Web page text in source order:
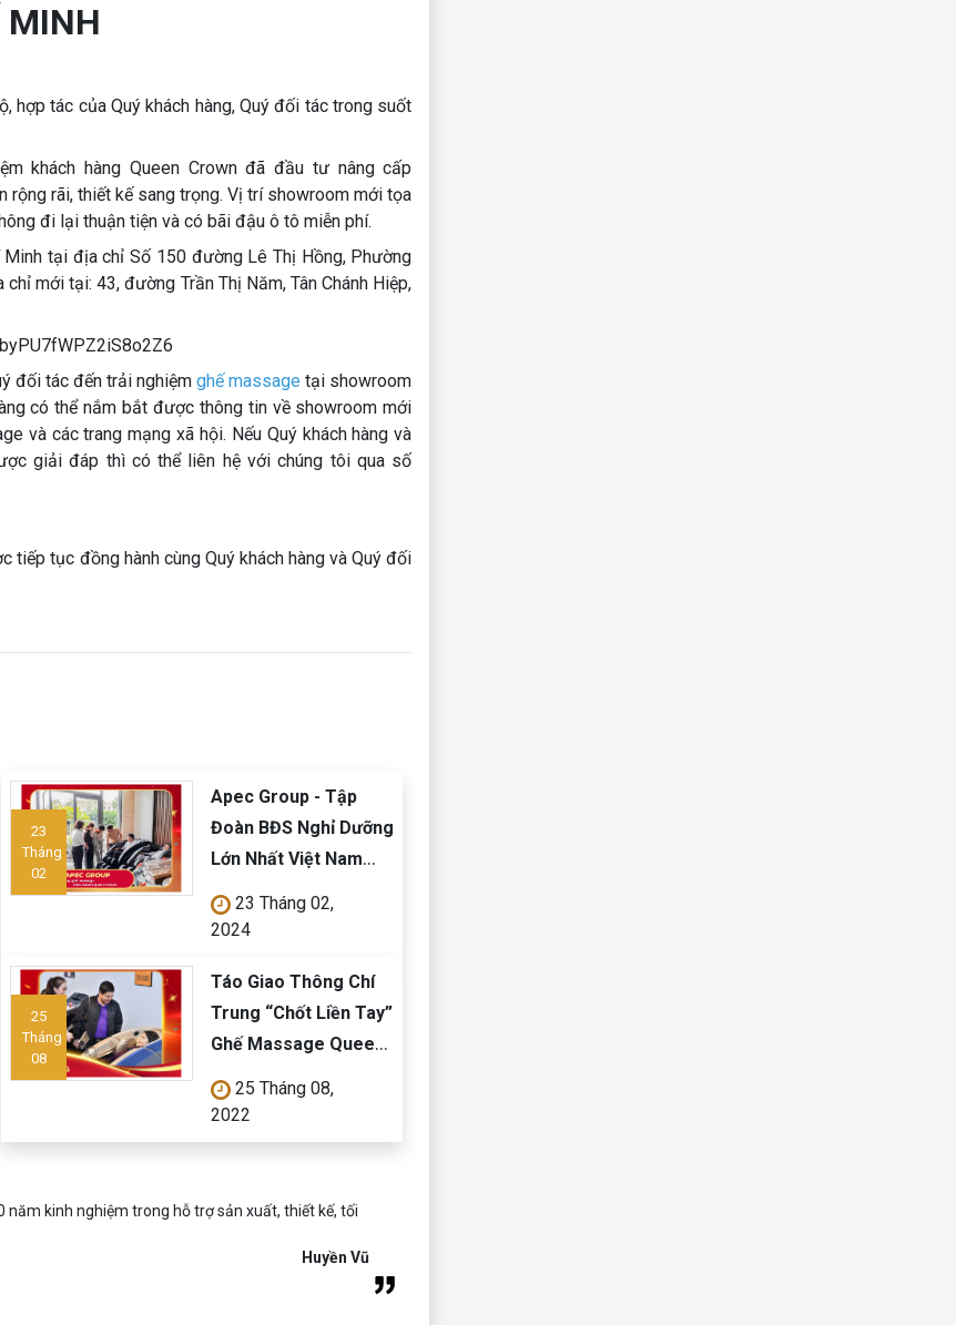
MINH
hợp tác của Quý khách hàng, Quý đối tác trong suốt
khách hàng Queen Crown đã đầu tư nâng cấp
rộng rãi, thiết kế sang trọng. Vị trí showroom mới tọa
đi lại thuận tiện và có bãi đậu ô tô miễn phí.
tại địa chỉ Số 150 đường Lê Thị Hồng, Phường
mới tại: 43, đường Trần Thị Năm, Tân Chánh Hiệp,
đối tác đến trải nghiệmghế massage tại showroom
có thể nắm bắt được thông tin về showroom mới
và các trang mạng xã hội. Nếu Quý khách hàng và
giải đáp thì có thể liên hệ với chúng tôi qua số
tục đồng hành cùng Quý khách hàng và Quý đối
23
Tháng
02
Apec Group - Tập
Đoàn BĐS Nghỉ Dưỡng
Lớn Nhất Việt Nam
Đầu Tư Ghế Massage
Kinh Doanh Hiện Đại
23 Tháng 02,
2024
25
Tháng
08
Táo Giao Thông Chí
Trung “Chốt Liền Tay”
Ghế Massage Queen
Crown QC CX7 Cho
Cả Gia Đình
25 Tháng 08,
2022
năm kinh nghiệm trong hỗ trợ sản xuất, thiết kế, tối
Huyền Vũ